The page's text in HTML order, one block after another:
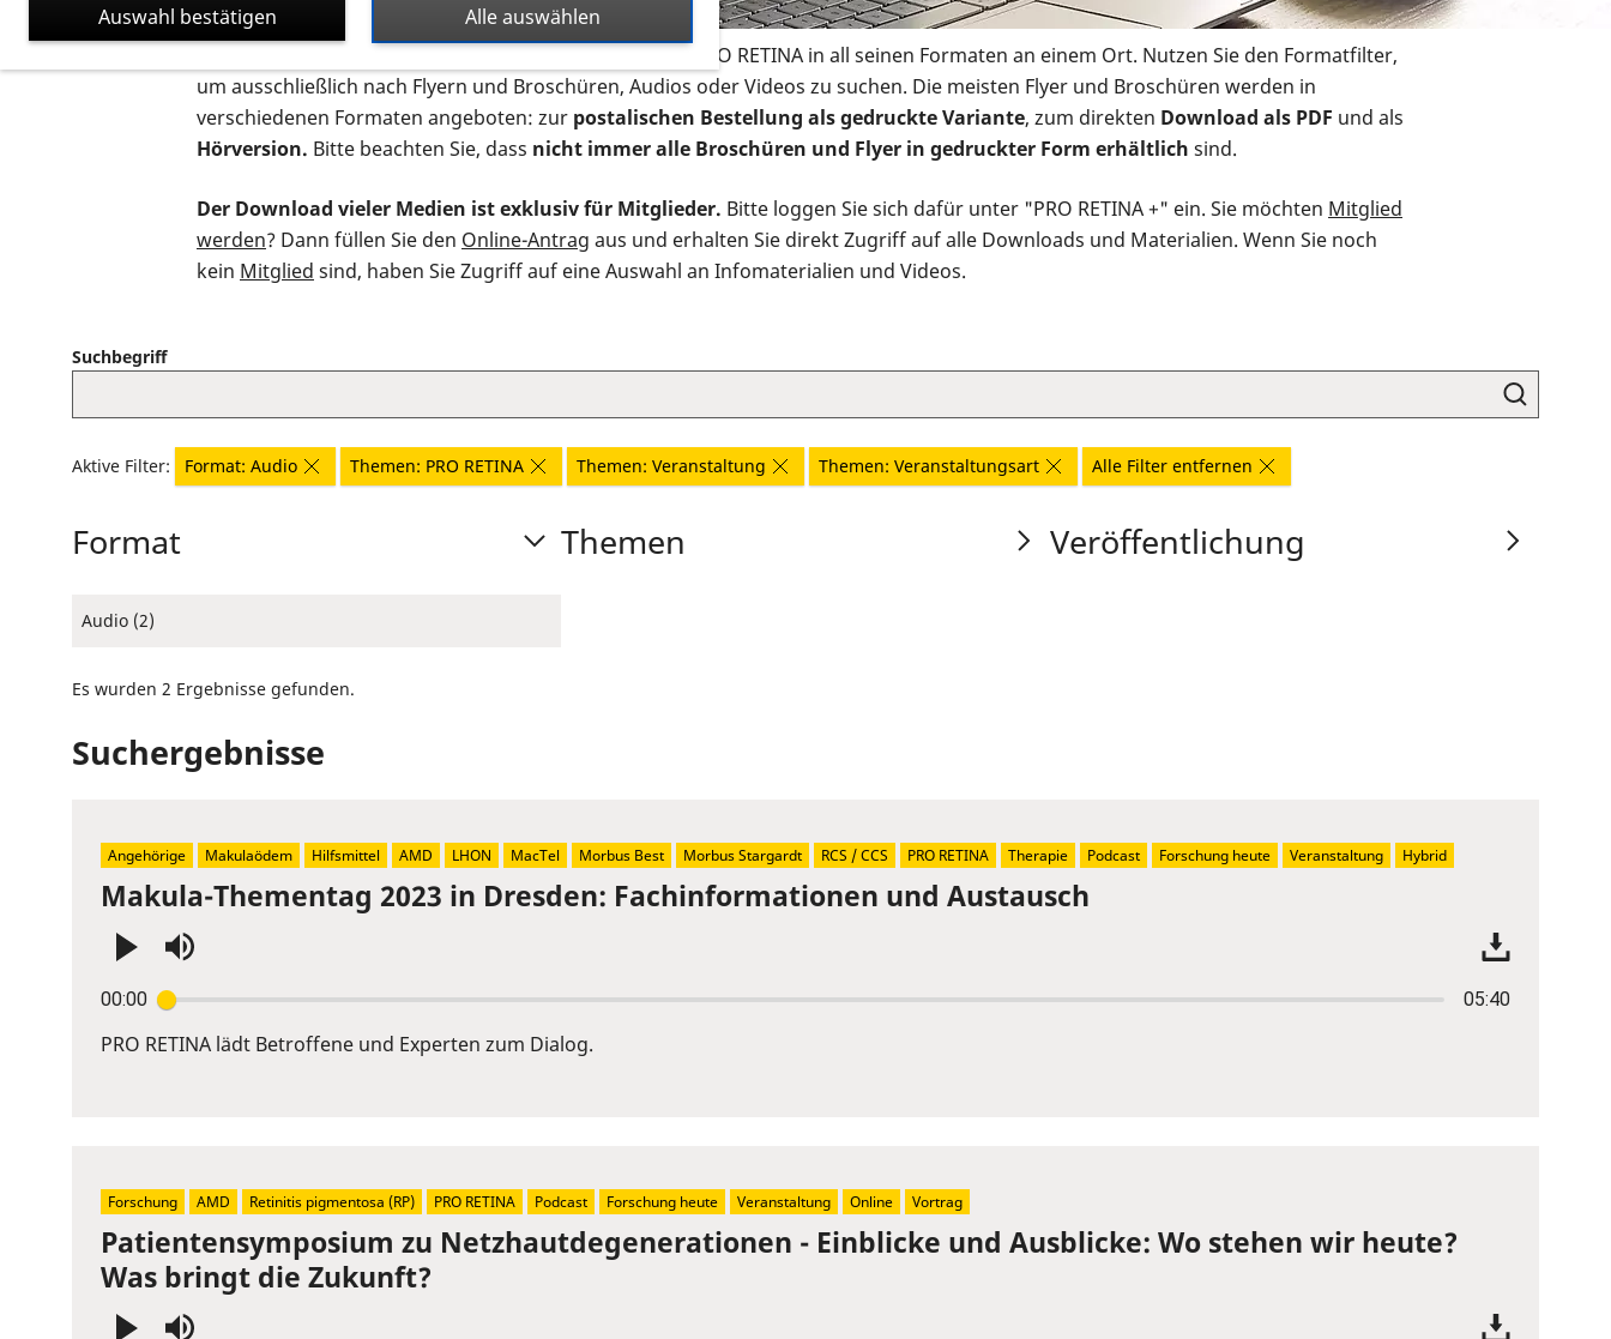
Auf dieser Seite finden Sie sämtliches Infomaterial der PRO RETINA in all seinen Formaten an einem Ort. Nutzen Sie den Formatfilter,
um ausschließlich nach Flyern und Broschüren, Audios oder Videos zu suchen. Die meisten Flyer und Broschüren werden in
verschiedenen Formaten angeboten: zur postalischen Bestellung als gedruckte Variante, zum direkten Download als PDF und als
Hörversion. Bitte beachten Sie, dass nicht immer alle Broschüren und Flyer in gedruckter Form erhältlich sind.
Der Download vieler Medien ist exklusiv für Mitglieder. Bitte loggen Sie sich dafür unter "PRO RETINA +" ein. Sie möchten Mitglied
werden? Dann füllen Sie den Online-Antrag aus und erhalten Sie direkt Zugriff auf alle Downloads und Materialien. Wenn Sie noch
kein Mitglied sind, haben Sie Zugriff auf eine Auswahl an Infomaterialien und Videos.
Suchbegriff
Aktive Filter: Format: Audio Themen: PRO RETINA Themen: Veranstaltung Themen: Veranstaltungsart Alle Filter entfernen
Format
Audio (2)
Themen Veröffentlichung
Es wurden 2 Ergebnisse gefunden.
Suchergebnisse
Makula-Thementag 2023 in Dresden: Fachinformationen und Austausch
00:00 05:40
Enter
or
slider.
PRO RETINA lädt Betroffene und Experten zum Dialog.
Angehörige Makulaödem Hilfsmittel AMD LHON MacTel Morbus Best Morbus Stargardt RCS / CCS PRO RETINA Therapie Podcast Forschung heute Veranstaltung Hybrid
Patientensymposium zu Netzhautdegenerationen - Einblicke und Ausblicke: Wo stehen wir heute?
Was bringt die Zukunft?
Forschung AMD Retinitis pigmentosa (RP) PRO RETINA Podcast Forschung heute Veranstaltung Online Vortrag
Alle auswählen
Auswahl bestätigen